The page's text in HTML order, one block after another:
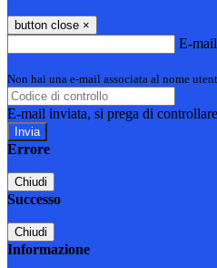
button close ×
E-mail
Non hai una e-mail associata al nome
E-mail inviata, si prega di
Errore
Chiudi
Successo
Chiudi
Informazione